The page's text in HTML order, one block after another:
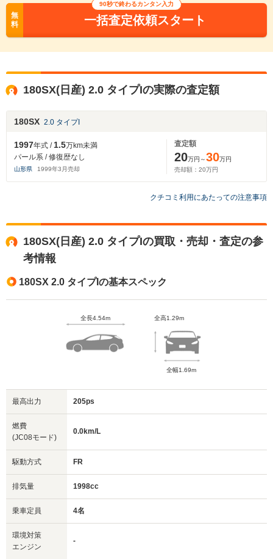
無
料
90秒で終わるカンタン入力
一括査定依頼スタート
180SX(日産) 2.0 タイプIの実際の査定額
180SX 2.0 タイプI
1997年式 /1.5万km未満
パール系 / 修復歴なし
山形県 1999年3 月売却
査定額
20万円～30万円
売却額： 20万円
クチコミ利用にあたっての注意事項
180SX(日産) 2.0 タイプIの買取・売却・査定の参
考情報
180SX 2.0 タイプIの基本スペック
全長4.54m 全高1.29m
全幅1.69m
最高出力 205ps
燃費
(JC08モード)
0.0km/L
駆動方式 FR
排気量 1998cc
乗車定員 4名
環境対策
エンジン
-